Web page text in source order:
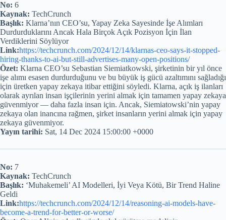
No: 6
Kaynak: TechCrunch
Başlık: Klarna’nın CEO’su, Yapay Zeka Sayesinde İşe Alımları
Durdurduklarını Ancak Hala Birçok Açık Pozisyon İçin İlan
Verdiklerini Söylüyor
Link:https://techcrunch.com/2024/12/14/klarnas-ceo-says-it-stopped-
hiring-thanks-to-ai-but-still-advertises-many-open-positions/
Özet: Klarna CEO’su Sebastian Siemiatkowski, şirketinin bir yıl önce
işe alımı esasen durdurduğunu ve bu büyük iş gücü azaltımını sağladığı
için üretken yapay zekaya itibar ettiğini söyledi. Klarna, açık iş ilanları
olarak ayrılan insan işçilerinin yerini almak için tamamen yapay zekaya
güvenmiyor — daha fazla insan için. Ancak, Siemiatowski’nin yapay
zekaya olan inancına rağmen, şirket insanların yerini almak için yapay
zekaya güvenmiyor.
Yayın tarihi: Sat, 14 Dec 2024 15:00:00 +0000
No: 7
Kaynak: TechCrunch
Başlık: ‘Muhakemeli’ AI Modelleri, İyi Veya Kötü, Bir Trend Haline
Geldi
Link:https://techcrunch.com/2024/12/14/reasoning-ai-models-have-
become-a-trend-for-better-or-worse/